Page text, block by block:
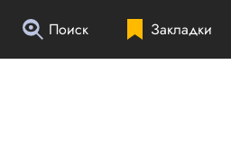
Закладки
Поиск